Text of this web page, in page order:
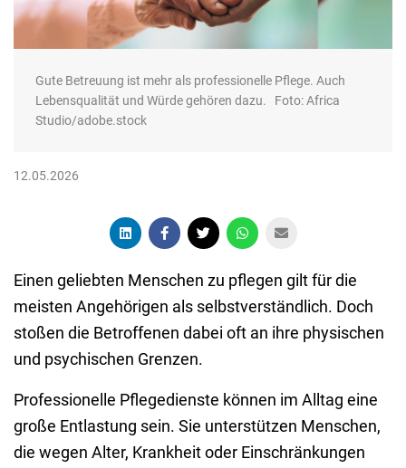
Gute Betreuung ist mehr als professionelle Pflege. Auch
Lebensqualität und Würde gehören dazu. Foto: Africa
Studio/adobe.stock
12.05.2026
Einen geliebten Menschen zu pflegen gilt für die
meisten Angehörigen als selbstverständlich. Doch
stoßen die Betroffenen dabei oft an ihre physischen
und psychischen Grenzen.
Professionelle Pflegedienste können im Alltag eine
große Entlastung sein. Sie unterstützen Menschen,
die wegen Alter, Krankheit oder Einschränkungen